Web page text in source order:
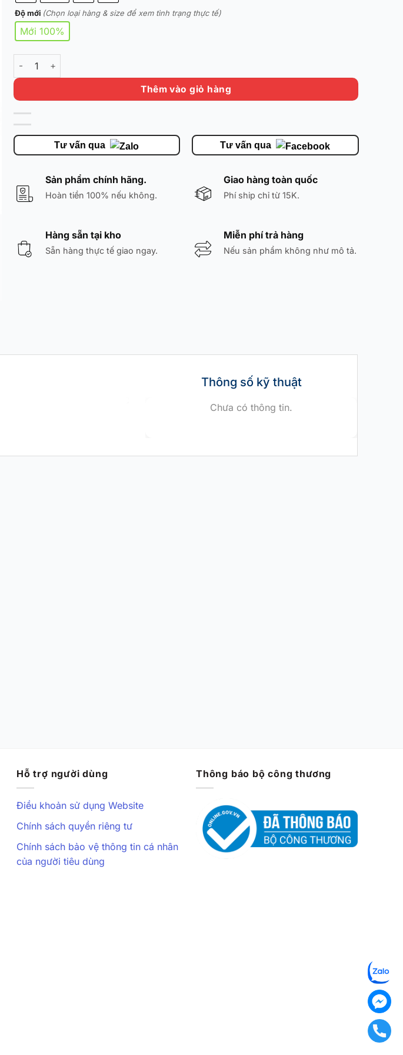
Độ mới (Chọn loại hàng & size để xem tình trạng thực tế)
Mới 100%
Puma MB.02 Low 'Blazing Blue' 377766-02 Chính hãng số lượng
Thêm vào giỏ hàng
Tư vấn qua Tư vấn qua
Sản phẩm chính hãng.
Hoàn tiền 100% nếu không.
Giao hàng toàn quốc
Phí ship chỉ từ 15K.
Hàng sẵn tại kho
Sẵn hàng thực tế giao ngay.
Miễn phí trả hàng
Nếu sản phẩm không như mô tả.
Thông số kỹ thuật
Chưa có thông tin.
Hỗ trợ người dùng
Điều khoản sử dụng Website
Chính sách quyền riêng tư
Chính sách bảo vệ thông tin cá nhân
của người tiêu dùng
Thông báo bộ công thương